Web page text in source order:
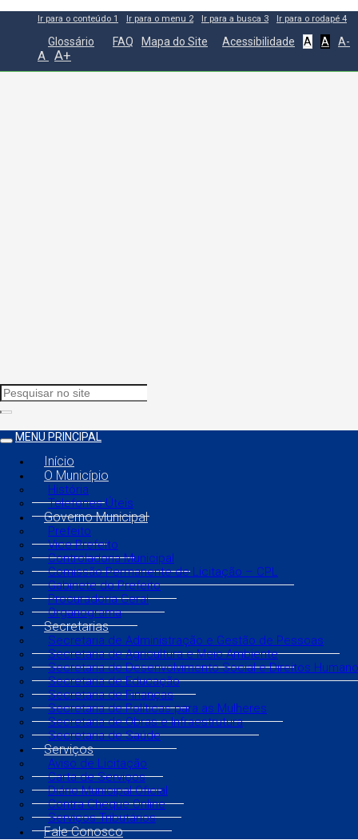
Ir para o conteúdo 1 Ir para o menu 2 Ir para a busca 3 Ir para o rodapé 4
Glossário FAQ Mapa do Site Acessibilidade A A A-
A A+
MENU PRINCIPAL
Início
O Município
História
Telefones Úteis
Governo Municipal
Prefeito
Vice Prefeito
Controladoria Municipal
Comissão Permanente de Licitação – CPL
Gabinete do Prefeito
Procuradoria Geral
Organograma
Secretarias
Secretaria de Administração e Gestão de Pessoas
Secretaria de Agricultura e Meio Ambiente
Secretaria de Desenvolvimento Social e Direitos
Secretaria de Educação
Secretaria de Finanças
Secretaria de Políticas para as Mulheres
Secretaria de Obras e Infraestrutura
Secretaria de Saúde
Serviços
Aviso de Licitação
Carta de Serviços
Diário Municipal Oficial
Contra Cheque Online
Serviços Tributários
Fale Conosco